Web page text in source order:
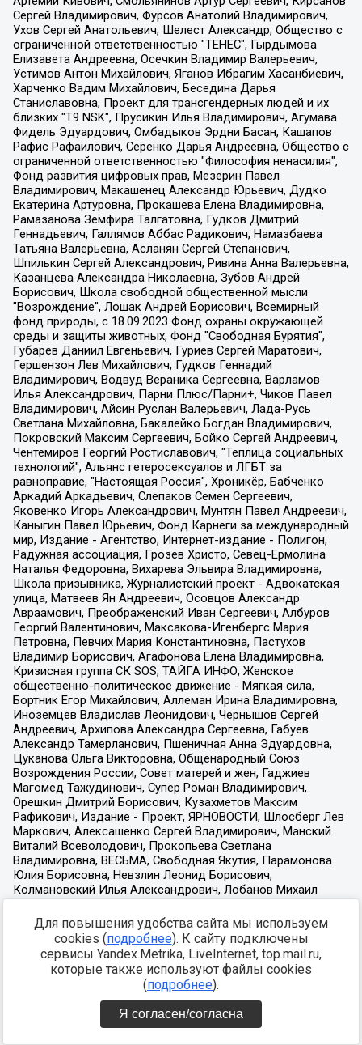
Для повышения удобства сайта мы используем
cookies (подробнее). К сайту подключены
сервисы Yandex.Metrika, LiveInternet, top.mail.ru,
которые также используют файлы cookies
(подробнее).
Я согласен/согласна